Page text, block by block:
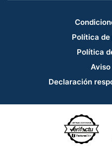
Política
Política
Aviso
Declaración